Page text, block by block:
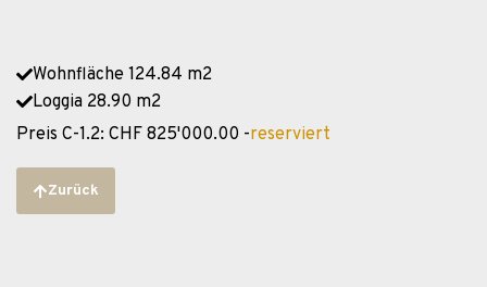
Wohnfläche 124.84 m2
Loggia 28.90 m2
Preis C-1.2: CHF 825'000.00 -reserviert
Zurück